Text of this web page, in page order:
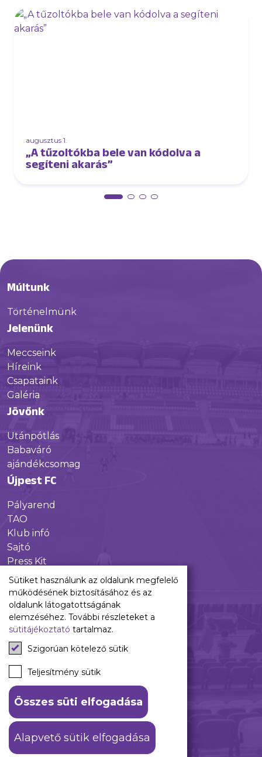
augusztus 1.
„A tűzoltókba bele van kódolva a
segíteni akarás”
Múltunk
Történelmünk
Jelenünk
Meccseink
Híreink
Csapataink
Galéria
Jövőnk
Utánpótlás
Babaváró
ajándékcsomag
Újpest FC
Pályarend
TAO
Klub infó
Sajtó
Press Kit
Újpest FC Shop
Digitális felületeink
Facebook
Instagram
Tiktok
Youtube
Spotify
ÁSZF
Adatkezelési tájékoztató
© 2026 Újpest FC. #hajrálilák
Sütiket használunk az oldalunk megfelelő
működésének biztosításához és az
oldalunk látogatottságának
elemzéséhez. További részleteket a
sütitájékoztató tartalmaz.
Szigorúan kötelező sütik
Teljesítmény sütik
Összes süti elfogadása
Alapvető sütik elfogadása